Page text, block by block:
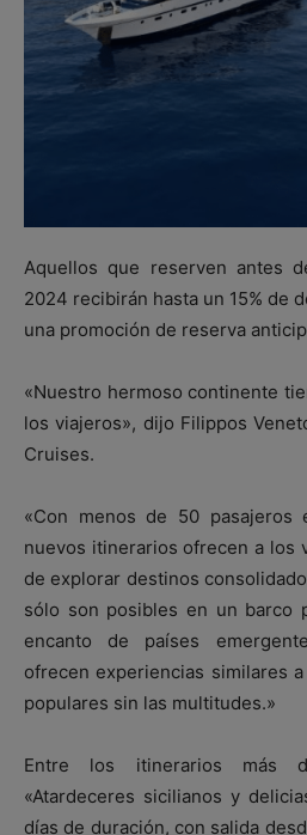
Aquellos que reserven antes
2024 recibirán hasta un 15% de
una promoción de reserva
«Nuestro hermoso continente
los viajeros», dijo Filippos
Cruises.
«Con menos de 50 pasajeros
nuevos itinerarios ofrecen a los
de explorar destinos
sólo son posibles en un barco
encanto de países
ofrecen experiencias similares
populares sin las multitudes.»
Entre los itinerarios más
«Atardeceres sicilianos y
días de duración, con salida